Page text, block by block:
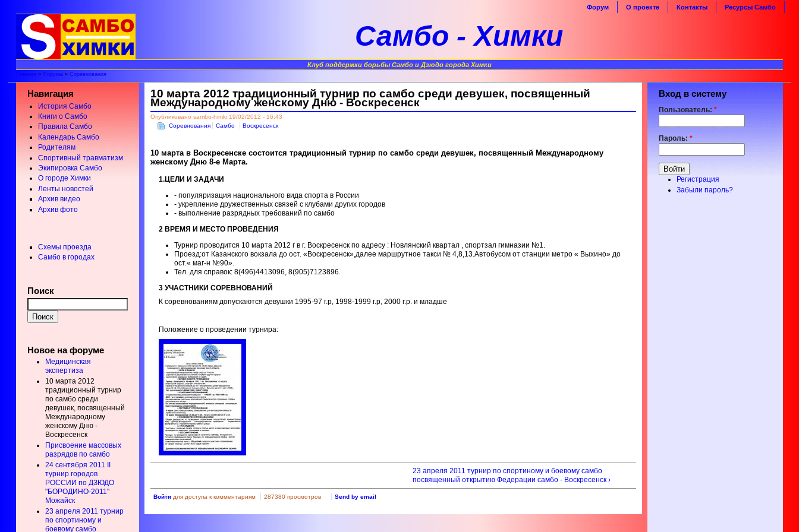
Ресурсы Самбо
Контакты
О проекте
Форум
Самбо - Химки
Клуб поддержки борьбы Самбо и Дзюдо города Химки
» Форумы »Соревнования
Навигация
История Самбо
Книги о Самбо
Правила Самбо
Календарь Самбо
Родителям
Спортивный травматизм
Экипировка Самбо
О городе Химки
Ленты новостей
Архив видео
Архив фото
Схемы проезда
Самбо в городах
Поиск
Новое на форуме
Медицинская
экспертиза
10 марта 2012
традиционный турнир
по самбо среди
девушек, посвященный
Международному
женскому Дню -
Воскресенск
Присвоение массовых
разрядов по самбо
24 сентября 2011 II
турнир городов
РОССИИ по ДЗЮДО
"БОРОДИНО-2011"
Можайск
23 апреля 2011 турнир
по спортиному и
боевому самбо
10 марта 2012 традиционный турнир по самбо среди девушек, посвященный
Международному женскому Дню - Воскресенск
Опубликовано sambo-himki 19/02/2012 - 16:43
Соревнования
Самбо Воскресенск
10 марта в Воскресенске состоится традиционный турнир по самбо среди девушек, посвященный Международному
женскому Дню 8-е Марта.
1.ЦЕЛИ И ЗАДАЧИ
- популяризация национального вида спорта в России
- укрепление дружественных связей с клубами других городов
- выполнение разрядных требований по самбо
2 ВРЕМЯ И МЕСТО ПРОВЕДЕНИЯ
Турнир проводится 10 марта 2012 г в г. Воскресенск по адресу : Новлянский квартал , спортзал гимназии №1.
Проезд:от Казанского вокзала до ост. «Воскресенск»,далее маршрутное такси № 4,8,13.Автобусом от станции метро « Выхино» до
ост.« маг-н №90».
Тел. для справок: 8(496)4413096, 8(905)7123896.
3 УЧАСТНИКИ СОРЕВНОВАНИЙ
К соревнованиям допускаются девушки 1995-97 г.р, 1998-1999 г.р, 2000 г.р. и младше
Положение о проведении турнира:
23 апреля 2011 турнир по спортиному и боевому самбо
посвященный открытию Федерации самбо - Воскресенск ›
Войтидля доступа к комментариям 287380 просмотров Send by email
Вход в систему
Пользователь: *
Пароль: *
Регистрация
Забыли пароль?